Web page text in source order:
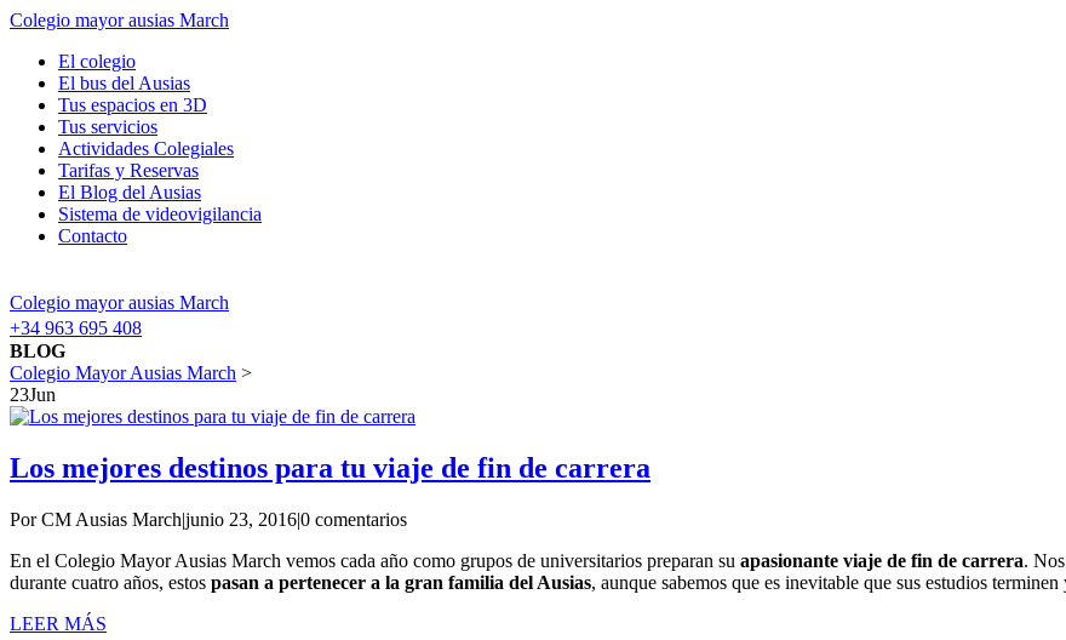
Colegio mayor ausias March
El colegio
El bus del Ausias
Tus espacios en 3D
Tus servicios
Actividades Colegiales
Tarifas y Reservas
El Blog del Ausias
Sistema de videovigilancia
Contacto
Colegio mayor ausias March
+34 963 695 408
BLOG
Colegio Mayor Ausias March >
23Jun
Los mejores destinos para tu viaje de fin de carrera
Por CM Ausias March|junio 23, 2016|0 comentarios
En el Colegio Mayor Ausias March vemos cada año como grupos de universitarios preparan su apasionante viaje de fin de carrera.
durante cuatro años, estos pasan a pertenecer a la gran familia del Ausias, aunque sabemos que es inevitable que sus estudios
LEER MÁS